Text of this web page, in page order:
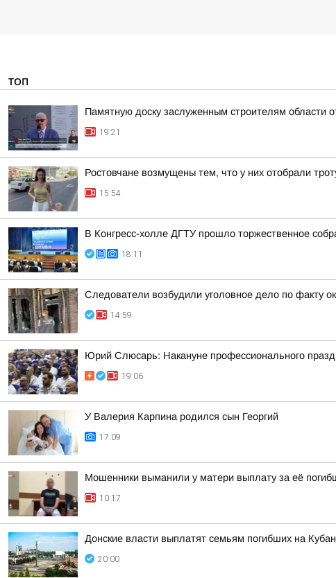
ТОП
Памятную доску заслуженным строителям области
19:21
Ростовчане возмущены тем, что у них отобрали
15:54
В Конгресс-холле ДГТУ прошло торжественное
18:11
Следователи возбудили уголовное дело по факту
14:59
Юрий Слюсарь: Накануне профессионального
19:06
У Валерия Карпина родился сын Георгий
17:09
Мошенники выманили у матери выплату за её
10:17
Донские власти выплатят семьям погибших на
20:00